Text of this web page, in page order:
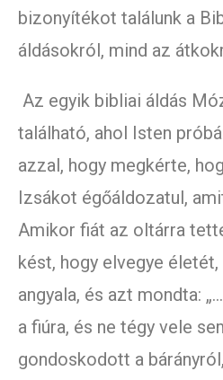
bizonyítékot találunk a
áldásokról, mind az
Az egyik bibliai áldás
található, ahol Isten
azzal, hogy megkérte,
Izsákot égőáldozatul,
Amikor fiát az oltárra
kést, hogy elvegye
angyala, és azt mondta:
a fiúra, és ne tégy vele
gondoskodott a